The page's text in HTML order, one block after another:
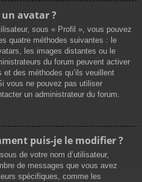
avatar ?
sous « Profil », vous pouvez
quatre méthodes suivantes : le
les images distantes ou le
du forum peuvent activer
des méthodes qu’ils veuillent
vous ne pouvez pas utiliser
un administrateur du forum.
puis-je le modifier ?
de votre nom d’utilisateur,
de messages que vous avez
spécifiques, comme les